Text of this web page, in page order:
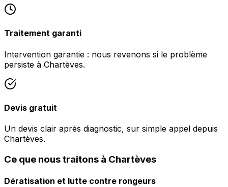
Traitement garanti
Intervention garantie : nous revenons si le problème
persiste à Chartèves.
Devis gratuit
Un devis clair après diagnostic, sur simple appel depuis
Chartèves.
Ce que nous traitons à Chartèves
Dératisation et lutte contre rongeurs